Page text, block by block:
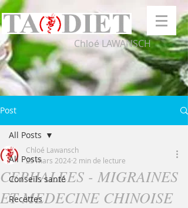
Chloé LAWANSCH
Post
All Posts
Conseils santé
Recettes
All Posts
CEPHALEES - MIGRAINES
ET MEDECINE CHINOISE
Chloé Lawansch
25 mars 2024 2 min de lecture